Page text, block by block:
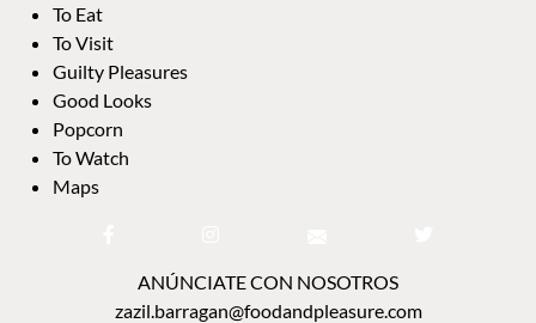
To Eat
To Visit
Guilty Pleasures
Good Looks
Popcorn
To Watch
Maps
ANÚNCIATE CON NOSOTROS
zazil.barragan@foodandpleasure.com